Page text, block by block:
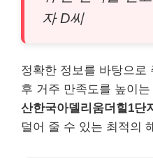
자 D씨
정확한 정보를 바탕으로
후 거주 만족도를 높이
산한국아델리움더힐1단
덜어 줄 수 있는 최적의